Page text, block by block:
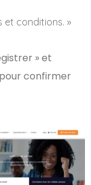
et conditions. »
» et
confirmer